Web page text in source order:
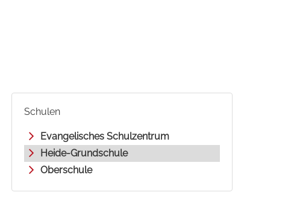
Schulen
Evangelisches Schulzentrum
Heide-Grundschule
Oberschule